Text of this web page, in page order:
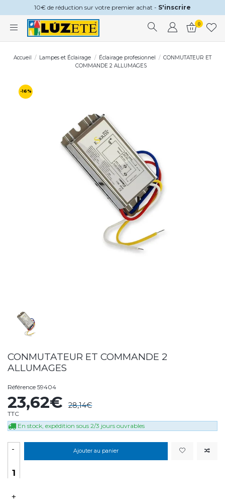
10€ de réduction sur votre premier achat - S'inscrire
0
Accueil Lampes et Éclairage Éclairage profesionnel
CONMUTATEUR ET
COMMANDE 2 ALLUMAGES
-16%
CONMUTATEUR ET COMMANDE 2
ALLUMAGES
Référence 59404
23,62€ 28,14€
TTC
En stock, expédition sous 2/3 jours ouvrables
-
+
Ajouter au panier